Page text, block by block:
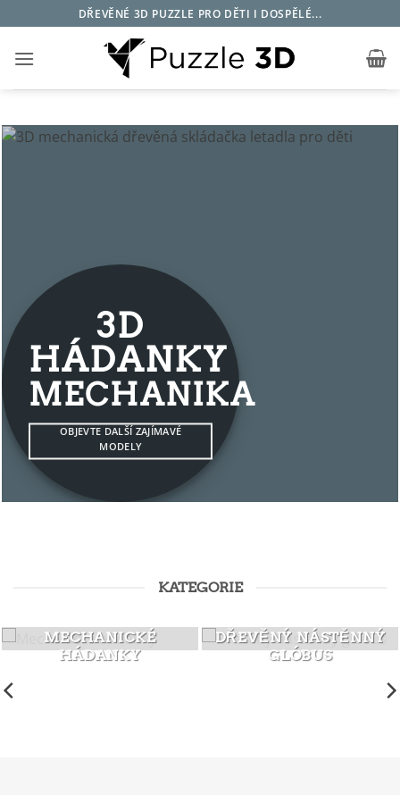
na
obsah
DŘEVĚNÉ 3D PUZZLE PRO DĚTI I DOSPĚLÉ...
3D
HÁDANKY
MECHANIKA
OBJEVTE DALŠÍ ZAJÍMAVÉ
MODELY
KATEGORIE
MECHANICKÉ
HÁDANKY
DŘEVĚNÝ NÁSTĚNNÝ
GLÓBUS